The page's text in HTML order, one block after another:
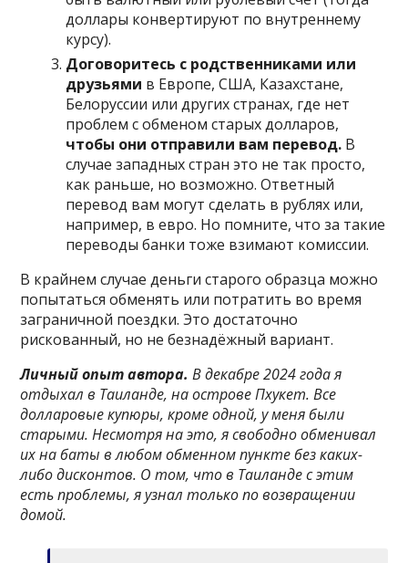
доллары конвертируют по внутреннему
курсу).
Договоритесь с родственниками или
друзьями в Европе, США, Казахстане,
Белоруссии или других странах, где нет
проблем с обменом старых долларов,
чтобы они отправили вам перевод. В
случае западных стран это не так просто,
как раньше, но возможно. Ответный
перевод вам могут сделать в рублях или,
например, в евро. Но помните, что за такие
переводы банки тоже взимают комиссии.
В крайнем случае деньги старого образца можно
попытаться обменять или потратить во время
заграничной поездки. Это достаточно
рискованный, но не безнадёжный вариант.
Личный опыт автора. В декабре 2024 года я
отдыхал в Таиланде, на острове Пхукет. Все
долларовые купюры, кроме одной, у меня были
старыми. Несмотря на это, я свободно обменивал
их на баты в любом обменном пункте без каких-
либо дисконтов. О том, что в Таиланде с этим
есть проблемы, я узнал только по возвращении
домой.